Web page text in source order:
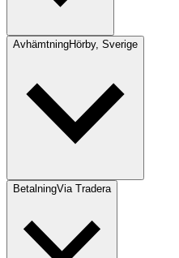
AvhämtningHörby, Sverige
BetalningVia Tradera